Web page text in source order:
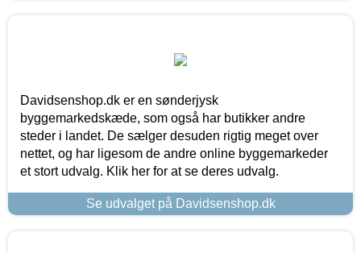
Davidsenshop.dk er en sønderjysk
byggemarkedskæde, som også har butikker andre
steder i landet. De sælger desuden rigtig meget over
nettet, og har ligesom de andre online byggemarkeder
et stort udvalg. Klik her for at se deres udvalg.
Se udvalget på Davidsenshop.dk